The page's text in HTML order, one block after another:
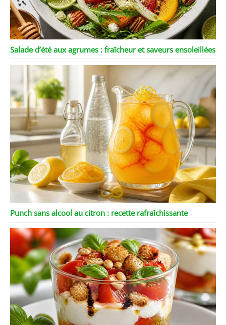
Salade d’été aux agrumes : fraîcheur et saveurs ensoleillées
Punch sans alcool au citron : recette rafraîchissante